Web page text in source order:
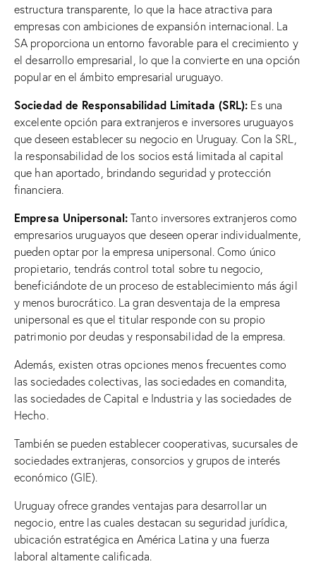
estructura transparente, lo que la hace atractiva para
empresas con ambiciones de expansión internacional. La
SA proporciona un entorno favorable para el crecimiento y
el desarrollo empresarial, lo que la convierte en una opción
popular en el ámbito empresarial uruguayo.
Sociedad de Responsabilidad Limitada (SRL): Es una
excelente opción para extranjeros e inversores uruguayos
que deseen establecer su negocio en Uruguay. Con la SRL,
la responsabilidad de los socios está limitada al capital
que han aportado, brindando seguridad y protección
financiera.
Empresa Unipersonal: Tanto inversores extranjeros como
empresarios uruguayos que deseen operar individualmente,
pueden optar por la empresa unipersonal. Como único
propietario, tendrás control total sobre tu negocio,
beneficiándote de un proceso de establecimiento más ágil
y menos burocrático. La gran desventaja de la empresa
unipersonal es que el titular responde con su propio
patrimonio por deudas y responsabilidad de la empresa.
Además, existen otras opciones menos frecuentes como
las sociedades colectivas, las sociedades en comandita,
las sociedades de Capital e Industria y las sociedades de
Hecho.
También se pueden establecer cooperativas, sucursales de
sociedades extranjeras, consorcios y grupos de interés
económico (GIE).
Uruguay ofrece grandes ventajas para desarrollar un
negocio, entre las cuales destacan su seguridad jurídica,
ubicación estratégica en América Latina y una fuerza
laboral altamente calificada.